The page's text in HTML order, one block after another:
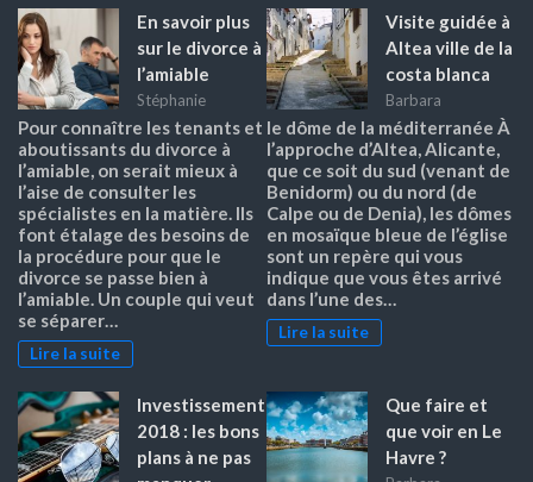
En savoir plus
sur le divorce à
l’amiable
Stéphanie
Pour connaître les tenants et
aboutissants du divorce à
l’amiable, on serait mieux à
l’aise de consulter les
spécialistes en la matière. Ils
font étalage des besoins de
la procédure pour que le
divorce se passe bien à
l’amiable. Un couple qui veut
se séparer…
Lire la suite
Visite guidée à
Altea ville de la
costa blanca
Barbara
le dôme de la méditerranée À
l’approche d’Altea, Alicante,
que ce soit du sud (venant de
Benidorm) ou du nord (de
Calpe ou de Denia), les dômes
en mosaïque bleue de l’église
sont un repère qui vous
indique que vous êtes arrivé
dans l’une des…
Lire la suite
Investissement
2018 : les bons
plans à ne pas
Que faire et
que voir en Le
Havre ?